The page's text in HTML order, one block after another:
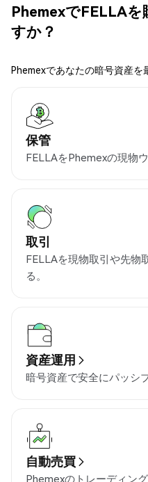
PhemexでFELLAを
すか？
Phemexであなたの暗号資産を
保管
FELLAをPhemexの現物
取引
FELLAを現物取引や先物
る。
資産運用
暗号資産で安全にパッシ
自動売買
Phemexのトレーディン